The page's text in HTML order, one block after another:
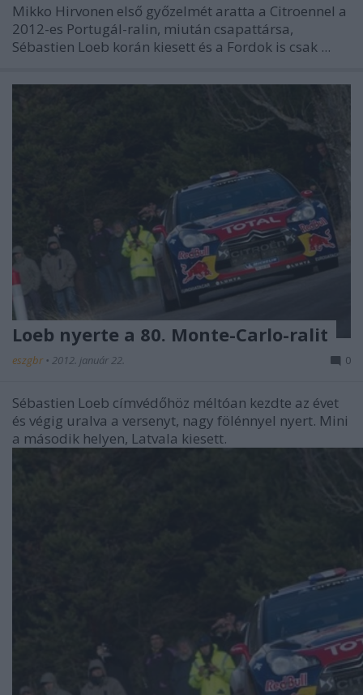
Mikko Hirvonen első győzelmét aratta a Citroennel a
2012-es Portugál-ralin, miután csapattársa,
Sébastien Loeb korán kiesett és a Fordok is csak ...
Loeb nyerte a 80. Monte-Carlo-ralit
eszgbr • 2012. január 22. 0
Sébastien Loeb címvédőhöz méltóan kezdte az évet
és végig uralva a versenyt, nagy fölénnyel nyert. Mini
a második helyen, Latvala kiesett.